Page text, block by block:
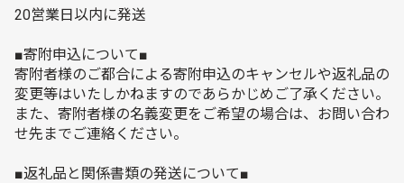
20営業日以内に発送
■寄附申込について■
寄附者様のご都合による寄附申込のキャンセルや返礼品の
変更等はいたしかねますのであらかじめご了承ください。
また、寄附者様の名義変更をご希望の場合は、お問い合わ
せ先までご連絡ください。
■返礼品と関係書類の発送について■